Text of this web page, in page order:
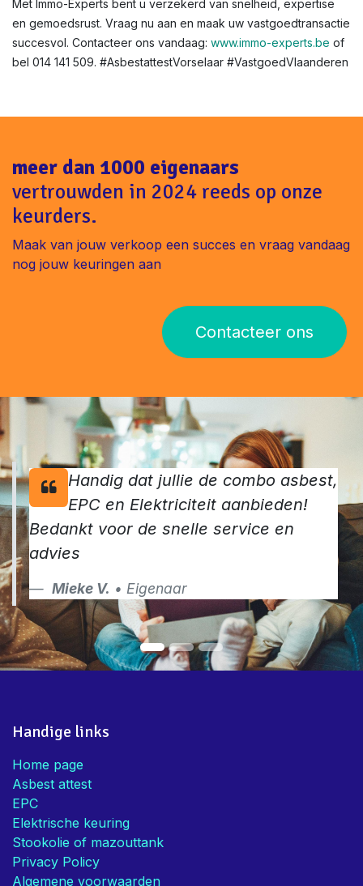
Asbestattest voor renovatie of verhuur in Vlaanderen?
Niet altijd verplicht, maar aanbevolen voor veiligheid. In
succesvol. Contacteer ons vandaag:www.immo-experts.be
bel 014 141 509. #AsbestattestVorselaar #VastgoedVlaanderen
vertrouwden in 2024 reeds op onze
Contacteer ons
Handig dat jullie de combo asbest,
EPC en Elektriciteit aanbieden!
Bedankt voor de snelle service en
Handige links